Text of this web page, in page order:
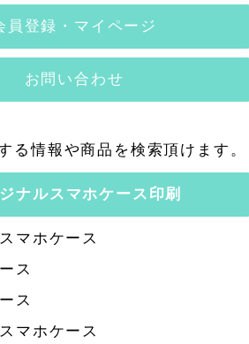
員登録・マイページ
お問い合わせ
る情報や商品を検索頂けます。
ナルスマホケース印刷
マホケース
ス
ス
マホケース